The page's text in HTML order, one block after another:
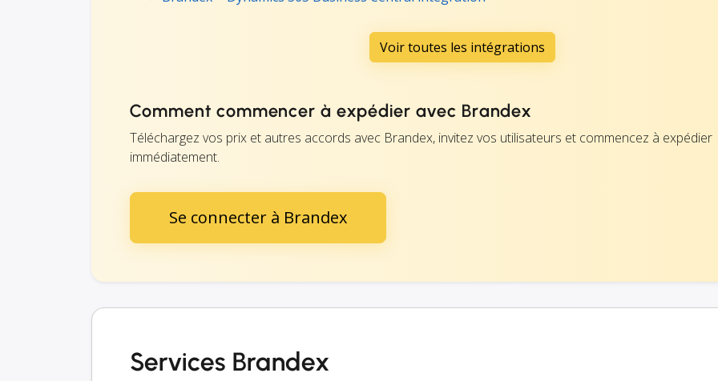
Voir toutes les intégrations
Comment commencer à expédier avec Brandex
Téléchargez vos prix et autres accords avec Brandex, invitez vos utilisateurs et commencez à expédier
immédiatement.
Se connecter à Brandex
Services Brandex